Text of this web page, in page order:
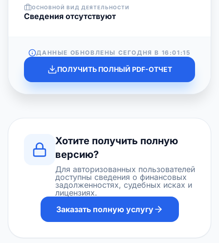
ОСНОВНОЙ ВИД ДЕЯТЕЛЬНОСТИ
Cведения отсутствуют
ДАННЫЕ ОБНОВЛЕНЫ СЕГОДНЯ В 16:01:15
ПОЛУЧИТЬ ПОЛНЫЙ PDF-ОТЧЕТ
Хотите получить полную
версию?
Для авторизованных пользователей
доступны сведения о финансовых
задолженностях, судебных исках и
лицензиях.
Заказать полную услугу